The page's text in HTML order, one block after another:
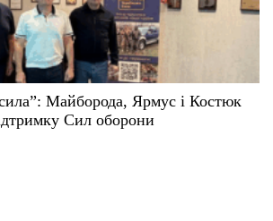
Майборода, Ярмус і Костюк
Сил оборони